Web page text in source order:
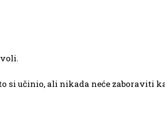
učinio, ali nikada neće zaboraviti